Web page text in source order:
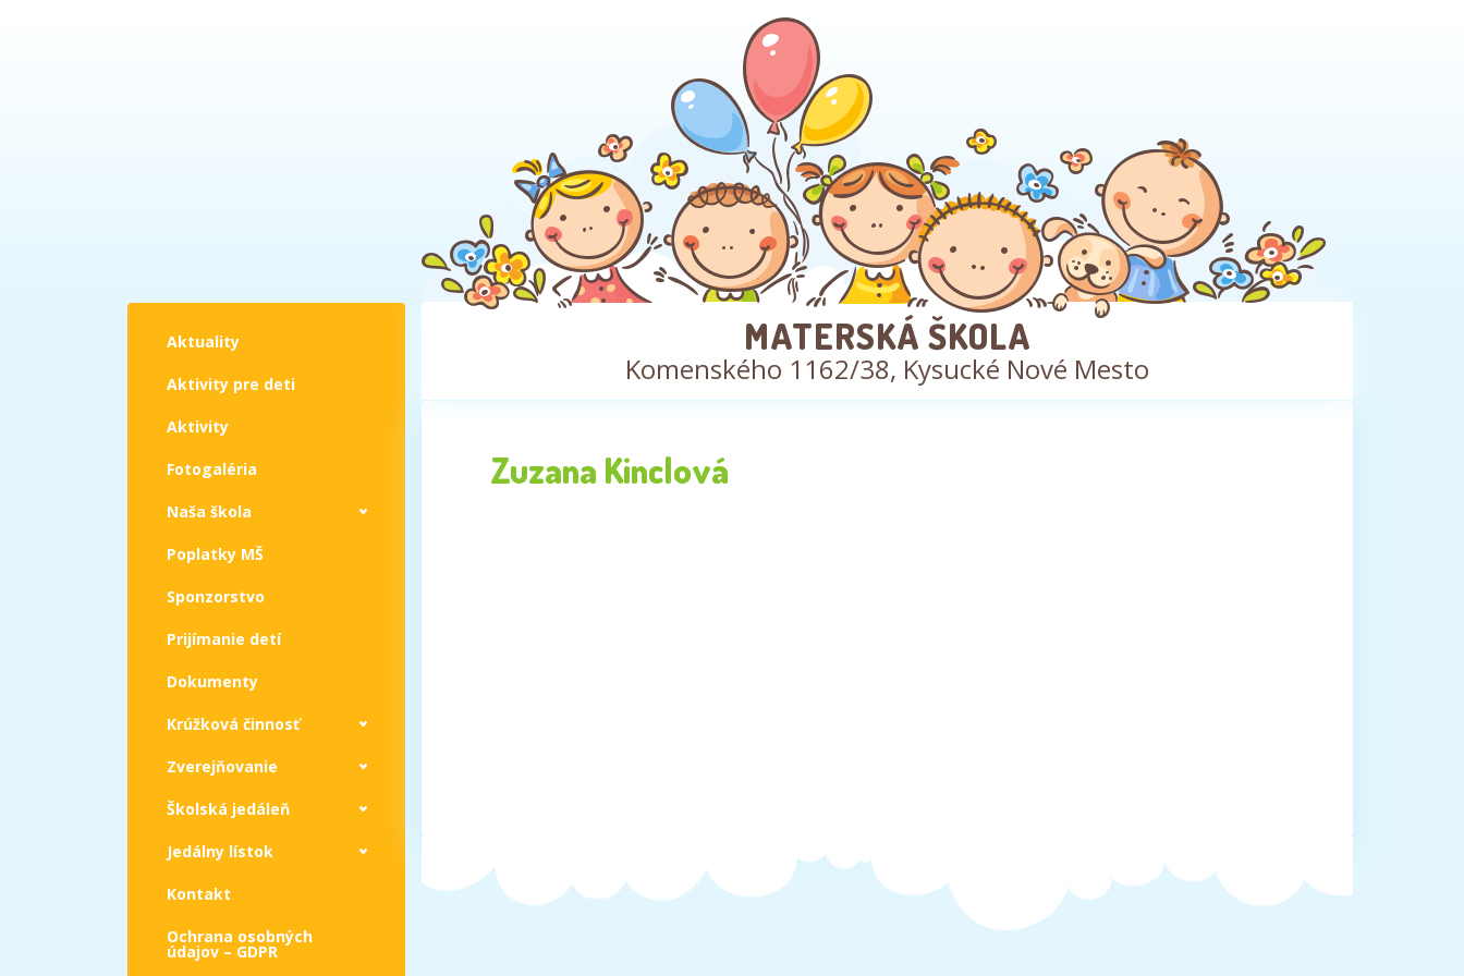
Aktuality
Aktivity pre deti
Aktivity
Fotogaléria
Naša škola
Poplatky MŠ
Sponzorstvo
Prijímanie detí
Dokumenty
Krúžková činnosť
Zverejňovanie
Školská jedáleň
Jedálny lístok
Kontakt
Ochrana osobných
údajov – GDPR
MATERSKÁ ŠKOLA
Komenského 1162/38, Kysucké Nové Mesto
Zuzana Kinclová